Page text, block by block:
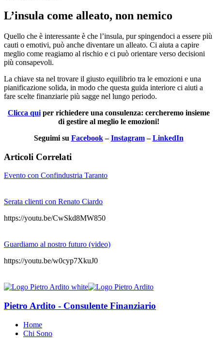
L’insula come alleato, non nemico
Quello che è interessante è che l’insula, pur spingendoci a essere più
cauti o emotivi, può anche diventare un alleato. Ci aiuta a capire
meglio come reagiamo al rischio e ci può orientare verso decisioni
più consapevoli.
La chiave sta nel trovare il giusto equilibrio tra le emozioni e una
pianificazione solida, in modo che questa guida interiore ci aiuti a
fare scelte finanziarie più sagge nel lungo periodo.
Clicca quiper richiedere una consulenza: cercheremo insieme
di gestire al meglio le emozioni!
Seguimi su Facebook–Instagram–LinkedIn
Articoli Correlati
Evento con Confindustria Taranto
Serata clienti con Renato Ciardo
https://youtu.be/CwSkd8MW850
Guardiamo al nostro futuro (video)
https://youtu.be/w0cyp7XkuJ0
Pietro Ardito - Consulente Finanziario
Home
Chi Sono